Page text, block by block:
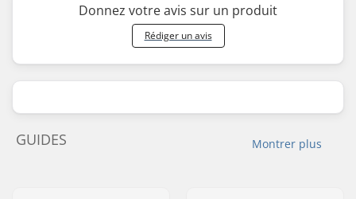
Donnez votre avis sur un produit
Rédiger un avis
Montrer plus
GUIDES